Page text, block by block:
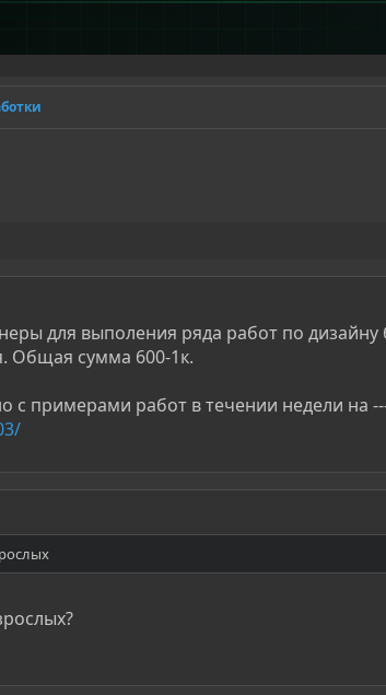
для выполения ряда работ по дизайну
Общая сумма 600-1к.
с примерами работ в течении недели на